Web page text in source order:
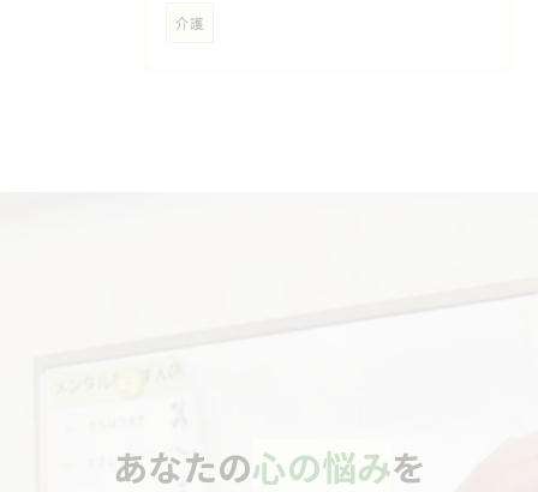
介護
あなたの心の悩みを